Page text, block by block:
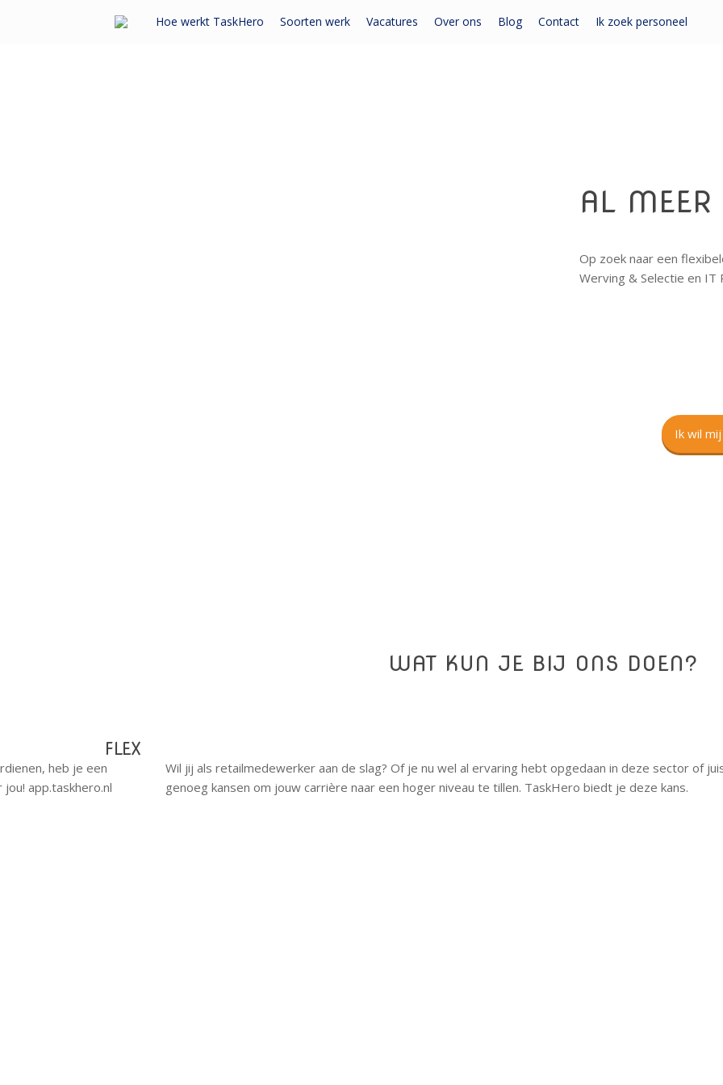
Hoe werkt TaskHero Soorten werk Vacatures Over ons Blog Contact Ik zoek personeel
AL MEER
Op zoek naar een
Werving & Selectie en IT
Ik wil
WAT KUN JE BIJ ONS DOEN?
FLEX
heb je een
app.taskhero.nl
Wil jij als retailmedewerker aan de slag? Of je nu wel al ervaring hebt opgedaan in deze sector of
genoeg kansen om jouw carrière naar een hoger niveau te tillen. TaskHero biedt je deze kans.